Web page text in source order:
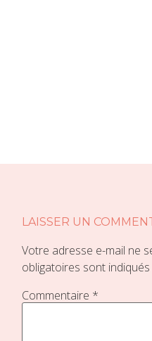
LAISSER UN
Votre adresse e-mail ne
obligatoires sont
Commentaire *